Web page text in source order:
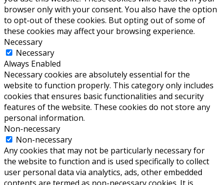
browser only with your consent. You also have the option
to opt-out of these cookies. But opting out of some of
these cookies may affect your browsing experience.
Necessary
Necessary
Always Enabled
Necessary cookies are absolutely essential for the
website to function properly. This category only includes
cookies that ensures basic functionalities and security
features of the website. These cookies do not store any
personal information.
Non-necessary
Non-necessary
Any cookies that may not be particularly necessary for
the website to function and is used specifically to collect
user personal data via analytics, ads, other embedded